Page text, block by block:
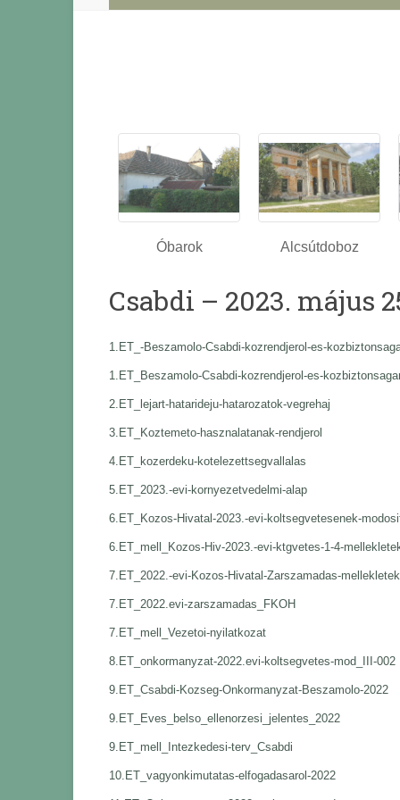
Óbarok Alcsútdoboz
Csabdi – 2023. május
1.ET_-Beszamolo-Csabdi-kozrendjerol-es-
1.ET_Beszamolo-Csabdi-kozrendjerol-es-
2.ET_lejart-hatarideju-hatarozatok-vegrehaj
3.ET_Koztemeto-hasznalatanak-rendjerol
4.ET_kozerdeku-kotelezettsegvallalas
5.ET_2023.-evi-kornyezetvedelmi-alap
6.ET_Kozos-Hivatal-2023.-evi-koltsegvetesenek-
6.ET_mell_Kozos-Hiv-2023.-evi-ktgvetes-1-4-
7.ET_2022.-evi-Kozos-Hivatal-Zarszamadas-mellekletek
7.ET_2022.evi-zarszamadas_FKOH
7.ET_mell_Vezetoi-nyilatkozat
8.ET_onkormanyzat-2022.evi-koltsegvetes-mod_III-002
9.ET_Csabdi-Kozseg-Onkormanyzat-Beszamolo-2022
9.ET_Eves_belso_ellenorzesi_jelentes_2022
9.ET_mell_Intezkedesi-terv_Csabdi
10.ET_vagyonkimutatas-elfogadasarol-2022